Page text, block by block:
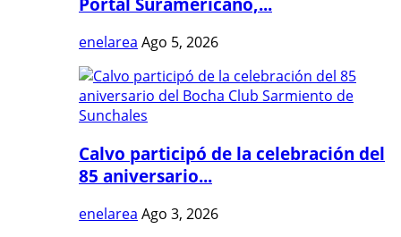
enelarea Ago 5, 2026
Calvo participó de la celebración del
85 aniversario...
enelarea Ago 3, 2026